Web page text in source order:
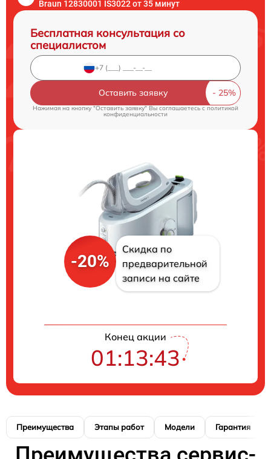
Braun 12830001 IS3022 от 35 минут
Бесплатная консультация со
специалистом
Оставить заявку
Нажимая на кнопку "Оставить заявку" Вы соглашаетесь cполитикой
конфиденциальности
-20%
Скидка по
предварительной
записи на сайте
Конец акции
01:13:42
Преимущества Этапы работ Модели Гарантия